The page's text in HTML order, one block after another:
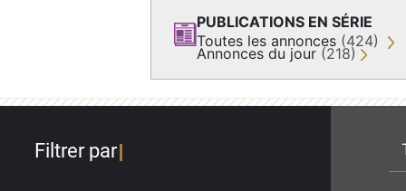
PUBLICATIONS EN SÉRIE
Toutes les annonces (424)
Annonces du jour (218)
Filtrer par